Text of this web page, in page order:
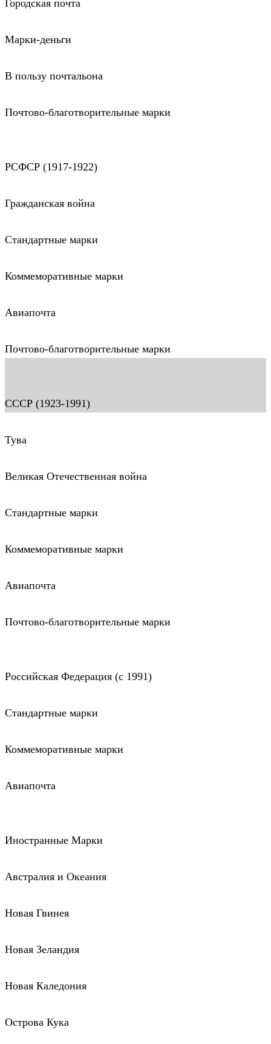
Городская почта
Марки-деньги
В пользу почтальона
Почтово-благотворительные марки
РСФСР (1917-1922)
Гражданская война
Стандартные марки
Коммеморативные марки
Авиапочта
Почтово-благотворительные марки
СССР (1923-1991)
Тува
Великая Отечественная война
Стандартные марки
Коммеморативные марки
Авиапочта
Почтово-благотворительные марки
Российская Федерация (c 1991)
Стандартные марки
Коммеморативные марки
Авиапочта
Иностранные Марки
Австралия и Океания
Новая Гвинея
Новая Зеландия
Новая Каледония
Острова Кука